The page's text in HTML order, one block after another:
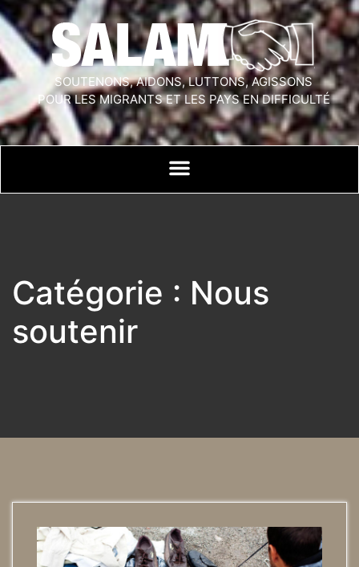
SOUTENONS, AIDONS, LUTTONS, AGISSONS
POUR LES MIGRANTS ET LES PAYS EN DIFFICULTÉ
Catégorie : Nous
soutenir